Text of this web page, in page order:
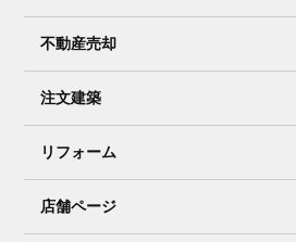
不動産売却
注文建築
リフォーム
店舗ページ